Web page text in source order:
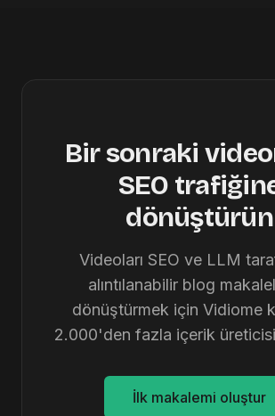
Bir sonraki
SEO
dönüştürün
Videoları SEO ve LLM
alıntılanabilir blog
dönüştürmek için Vidiome
2.000'den fazla içerik
İlk makalemi oluştur